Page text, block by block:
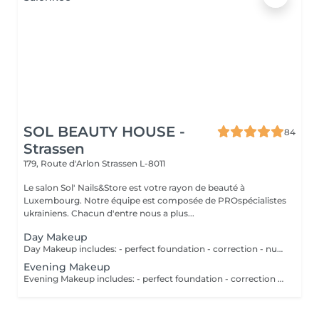
SOL BEAUTY HOUSE -
Strassen
84
179, Route d'Arlon Strassen L-8011
Le salon Sol' Nails&Store est votre rayon de beauté à
Luxembourg. Notre équipe est composée de PROspécialistes
ukrainiens. Chacun d'entre nous a plus...
Day Makeup
Day Makeup includes: - perfect foundation - correction - nude eyes makeup - eyebrows - perfect lips
Evening Makeup
Evening Makeup includes: - perfect foundation - correction - eyes makeup (smokey eyes, arrows, blurred arrow, false eyelashes) - eyebrows - perfect lips